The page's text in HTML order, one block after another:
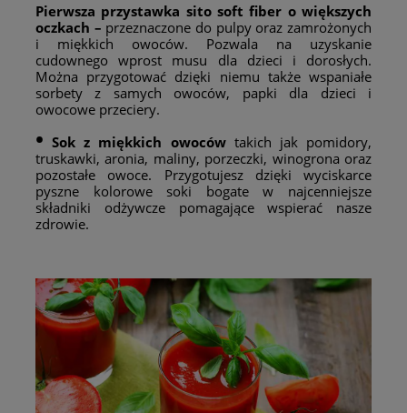
Pierwsza przystawka sito soft fiber o większych
oczkach – przeznaczone do pulpy oraz zamrożonych
i miękkich owoców. Pozwala na uzyskanie
cudownego wprost musu dla dzieci i dorosłych.
Można przygotować dzięki niemu także wspaniałe
sorbety z samych owoców, papki dla dzieci i
owocowe przeciery.
• Sok z miękkich owoców takich jak pomidory,
truskawki, aronia, maliny, porzeczki, winogrona oraz
pozostałe owoce. Przygotujesz dzięki wyciskarce
pyszne kolorowe soki bogate w najcenniejsze
składniki odżywcze pomagające wspierać nasze
zdrowie.